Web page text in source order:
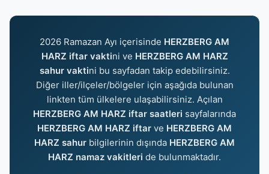
2026 Ramazan Ayı içerisinde HERZBERG AM
HARZ iftar vaktini ve HERZBERG AM HARZ
sahur vaktini bu sayfadan takip edebilirsiniz.
Diğer iller/ilçeler/bölgeler için aşağıda bulunan
linkten tüm ülkelere ulaşabilirsiniz. Açılan
HERZBERG AM HARZ iftar saatleri sayfalarında
HERZBERG AM HARZ iftar ve HERZBERG AM
HARZ sahur bilgilerinin dışında HERZBERG AM
HARZ namaz vakitleri de bulunmaktadır.